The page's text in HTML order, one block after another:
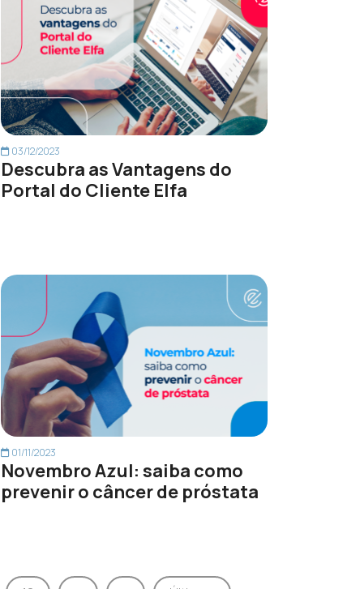
03/12/2023
Descubra as Vantagens do
Portal do Cliente Elfa
01/11/2023
Novembro Azul: saiba como
prevenir o câncer de próstata